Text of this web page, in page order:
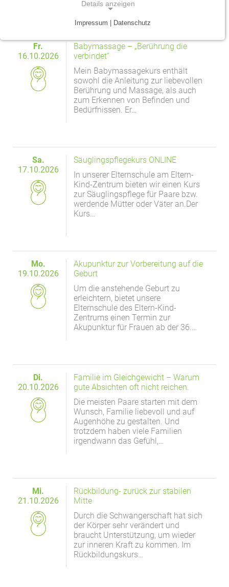
Vereinbarkeit von Beruf und Leben
Mitarbeitervorteile
Kinder- und Jugendmedizin
Neurologie
Psychiatrie und Psychotherapie
Anästhesiologie, operative Intensivmedizin und
Schmerztherapie
Dermatologie und Allergologie
Alle Kliniken, Fachbereiche und Zentren
Traumazentrum
Tumorzentrum
Viszeralonkologisches Zentrum (Darm, Pankreas)
Vorhofflimmerzentrum
Zentrum für Arbeitsmedizin, Arbeitssicherheit und
Zentrum für Lymphome und Leukämien
Alle Kliniken, Fachbereiche und Zentren
Patientenfürsprecher
Physiotherapie
Seelsorge
Soziale Dienste
Alle Kliniken, Fachbereiche und Zentren
Fr.
16.10.2026
Babymassage – „Berührung die
verbindet“
Mein Babymassagekurs enthält
sowohl die Anleitung zur liebevollen
Berührung und Massage, als auch
zum Erkennen von Befinden und
Bedürfnissen. Er…
Sa.
17.10.2026
Säuglingspflegekurs ONLINE
In unserer Elternschule am Eltern-
Kind-Zentrum bieten wir einen Kurs
zur Säuglingspflege für Paare bzw.
werdende Mütter oder Väter an.Der
Kurs…
Mo.
19.10.2026
Akupunktur zur Vorbereitung auf die
Geburt
Um die anstehende Geburt zu
erleichtern, bietet unsere
Elternschule des Eltern-Kind-
Zentrums einen Termin zur
Akupunktur für Frauen ab der 36.…
Di.
20.10.2026
Familie im Gleichgewicht – Warum
gute Absichten oft nicht reichen.
Die meisten Paare starten mit dem
Wunsch, Familie liebevoll und auf
Augenhöhe zu gestalten. Und
trotzdem haben viele Familien
irgendwann das Gefühl,…
Mi.
21.10.2026
Rückbildung- zurück zur stabilen
Mitte
Durch die Schwangerschaft hat sich
der Körper sehr verändert und
braucht Unterstützung, um wieder
zur inneren Kraft zu kommen. Im
Rückbildungskurs…
Details anzeigen
Notwendige Cookies ermöglichen grundlegende
Funktionen und sind für die einwandfreie Funktion
der Website erforderlich.
Einverständnis-Cookie
Zweck:
Dieser Cookie speichert die ausgewählten
Einverständnis-Optionen des Benutzers
Cookie Laufzeit:
1 Jahr
Plattformen anzeigen zu können, werden von
YouTube
Impressum | Datenschutz